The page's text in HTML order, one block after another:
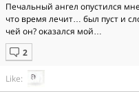
Печальный ангел опустился
что время лечит… был пуст и
чей он? оказался мой…
Like: